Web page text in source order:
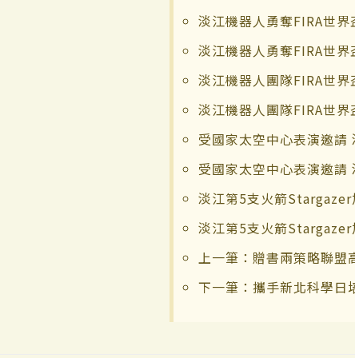
淡江機器人勇奪FIRA世
淡江機器人勇奪FIRA世
淡江機器人團隊FIRA世
淡江機器人團隊FIRA世
受國家太空中心表演邀請
受國家太空中心表演邀請
淡江第5支火箭Stargazer
淡江第5支火箭Stargazer
上一筆：贈書兩策略聯
下一筆：攜手新北科學